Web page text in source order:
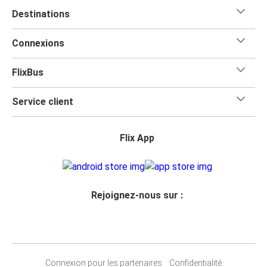
Destinations
Connexions
FlixBus
Service client
Flix App
Rejoignez-nous sur :
Connexion pour les partenaires Confidentialité